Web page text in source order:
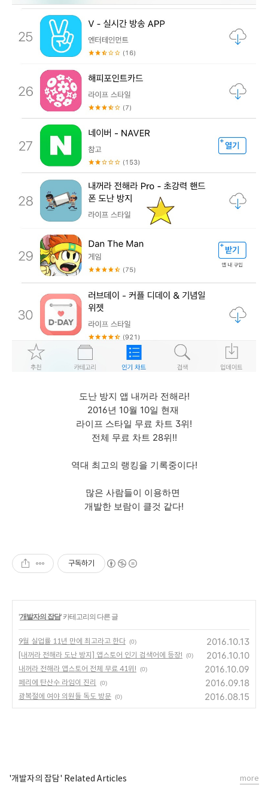
도난 방지 앱 내꺼라 전해라!
2016년 10월 10일 현재
라이프 스타일 무료 차트 3위!
전체 무료 차트 28위!!
역대 최고의 랭킹을 기록중이다!
많은 사람들이 이용하면
개발한 보람이 클것 같다!
구독하기
'개발자의 잡담' 카테고리의 다른 글
9월 실업률 11년 만에 최고라고 한다 (0) 2016.10.13
[내꺼라 전해라 도난 방지] 앱스토어 인기 검색어에 등장! (0) 2016.10.10
내꺼라 전해라 앱스토어 전체 무료 41위! (0) 2016.10.09
페리에 탄산수 라임이 진리 (0) 2016.09.18
광복절에 여야 의원들 독도 방문 (0) 2016.08.15
'개발자의 잡담' Related Articles more